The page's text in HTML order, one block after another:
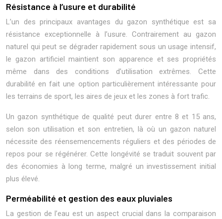
Résistance à l’usure et durabilité
L’un des principaux avantages du gazon synthétique est sa
résistance exceptionnelle à l’usure. Contrairement au gazon
naturel qui peut se dégrader rapidement sous un usage intensif,
le gazon artificiel maintient son apparence et ses propriétés
même dans des conditions d’utilisation extrêmes. Cette
durabilité en fait une option particulièrement intéressante pour
les terrains de sport, les aires de jeux et les zones à fort trafic.
Un gazon synthétique de qualité peut durer entre 8 et 15 ans,
selon son utilisation et son entretien, là où un gazon naturel
nécessite des réensemencements réguliers et des périodes de
repos pour se régénérer. Cette longévité se traduit souvent par
des économies à long terme, malgré un investissement initial
plus élevé.
Perméabilité et gestion des eaux pluviales
La gestion de l’eau est un aspect crucial dans la comparaison